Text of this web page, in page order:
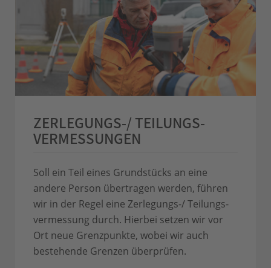
ZERLEGUNGS-/ TEILUNGS­
VERMESSUNGEN
Soll ein Teil eines Grundstücks an eine
andere Person übertragen werden, führen
wir in der Regel eine Zerlegungs-/ Teilungs­
vermessung durch. Hierbei setzen wir vor
Ort neue Grenzpunkte, wobei wir auch
bestehende Grenzen überprüfen.